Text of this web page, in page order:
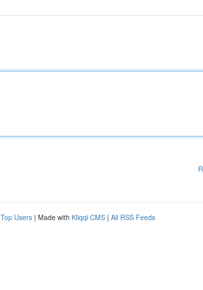
Top Users | Made with Kliqqi CMS | All RSS Feeds